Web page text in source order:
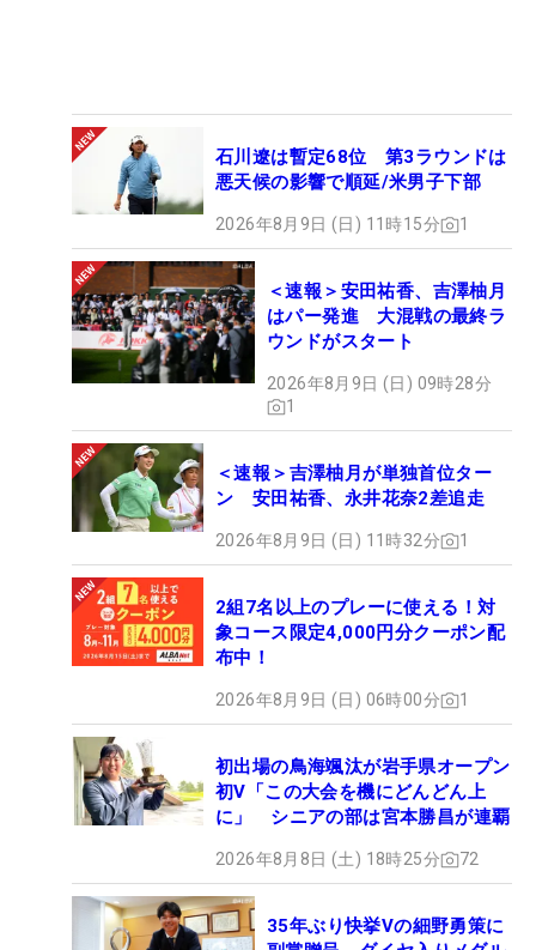
石川遼は暫定68位 第3ラウンドは
悪天候の影響で順延/米男子下部
2026年8月9日 (日) 11時15分 1
＜速報＞安田祐香、吉澤柚月
はパー発進 大混戦の最終ラ
ウンドがスタート
2026年8月9日 (日) 09時28分
1
＜速報＞吉澤柚月が単独首位ター
ン 安田祐香、永井花奈2差追走
2026年8月9日 (日) 11時32分 1
2組7名以上のプレーに使える！対
象コース限定4,000円分クーポン配
布中！
2026年8月9日 (日) 06時00分 1
初出場の鳥海颯汰が岩手県オープン
初V「この大会を機にどんどん上
に」 シニアの部は宮本勝昌が連覇
2026年8月8日 (土) 18時25分 72
35年ぶり快挙Vの細野勇策に